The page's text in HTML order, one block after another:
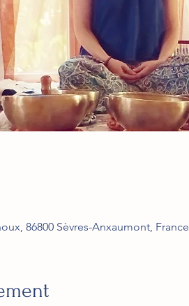
86800 Sèvres-Anxaumont, France